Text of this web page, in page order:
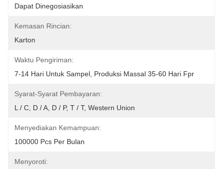
Dapat Dinegosiasikan
Kemasan Rincian:
Karton
Waktu Pengiriman:
7-14 Hari Untuk Sampel, Produksi Massal 35-60 Hari Fpr
Syarat-Syarat Pembayaran:
L / C, D / A, D / P, T / T, Western Union
Menyediakan Kemampuan:
100000 Pcs Per Bulan
Menyoroti: